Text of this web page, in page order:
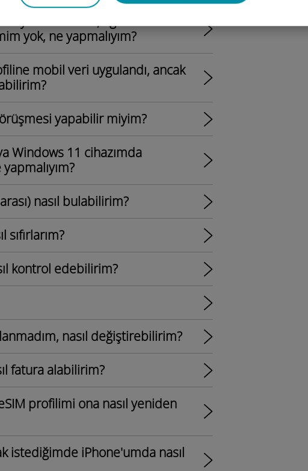
yüklü ve etkin, ağ
yok, ne yapmalıyım?
mobil veri uygulandı, ancak
yapabilir miyim?
Windows 11 cihazımda
nasıl bulabilirim?
kontrol edebilirim?
nasıl değiştirebilirim?
fatura alabilirim?
profilimi ona nasıl yeniden
istediğimde iPhone'umda nasıl